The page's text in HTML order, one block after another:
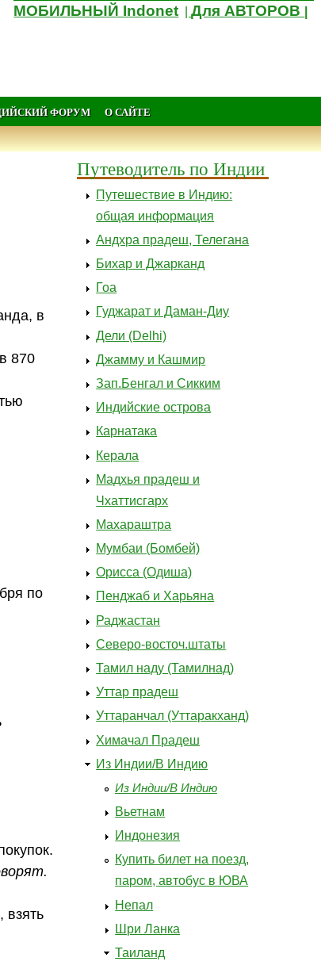
МОБИЛЬНЫЙ Indonet |Для АВТОРОВ
ФОРУМ О САЙТЕ
в
870
по
взять
Путеводитель по Индии
Путешествие в Индию:
общая информация
Андхра прадеш, Телегана
Бихар и Джарканд
Гоа
Гуджарат и Даман-Диу
Дели (Delhi)
Джамму и Кашмир
Зап.Бенгал и Сикким
Индийские острова
Карнатака
Керала
Мадхья прадеш и
Чхаттисгарх
Махараштра
Мумбаи (Бомбей)
Орисса (Одиша)
Пенджаб и Харьяна
Раджастан
Северо-восточ.штаты
Тамил наду (Тамилнад)
Уттар прадеш
Уттаранчал (Уттаракханд)
Химачал Прадеш
Из Индии/В Индию
Из Индии/В Индию
Вьетнам
Индонезия
Купить билет на поезд,
паром, автобус в ЮВА
Непал
Шри Ланка
Таиланд